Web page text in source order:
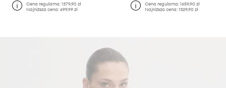
Cena regularna:1379,90 zł
Najniższa cena:699,99 zł
Cena regularna: 1659,90 zł
Najniższa cena: 1329,90 zł